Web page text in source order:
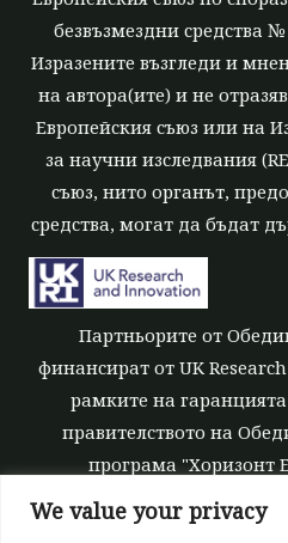
We value your privacy
безвъзмездни средства №
Изразените възгледи и
на автора(ите) и не
Европейския съюз или на
за научни изследвания
съюз, нито органът,
средства, могат да бъдат
Партньорите от
финансират от UK
рамките на
правителството на
програма "Хоризонт
безвъзмездните